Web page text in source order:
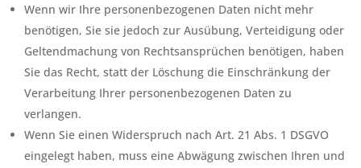
Wenn wir Ihre personenbezogenen Daten nicht mehr
benötigen, Sie sie jedoch zur Ausübung, Verteidigung oder
Geltendmachung von Rechtsansprüchen benötigen, haben
Sie das Recht, statt der Löschung die Einschränkung der
Verarbeitung Ihrer personenbezogenen Daten zu
verlangen.
Wenn Sie einen Widerspruch nach Art. 21 Abs. 1 DSGVO
eingelegt haben, muss eine Abwägung zwischen Ihren und